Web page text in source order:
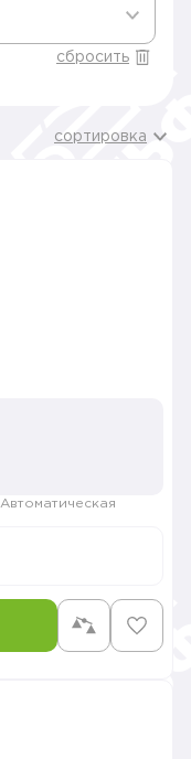
сбросить
сортировка
Автоматическая